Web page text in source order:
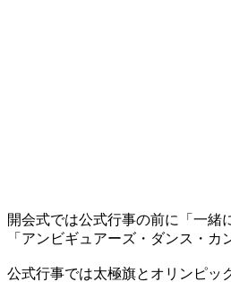
開会式では公式行事の前に「一
「アンビギュアーズ・ダンス・
公式行事では太極旗とオリンピッ